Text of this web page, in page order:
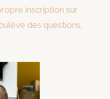
inscription sur
des questions.